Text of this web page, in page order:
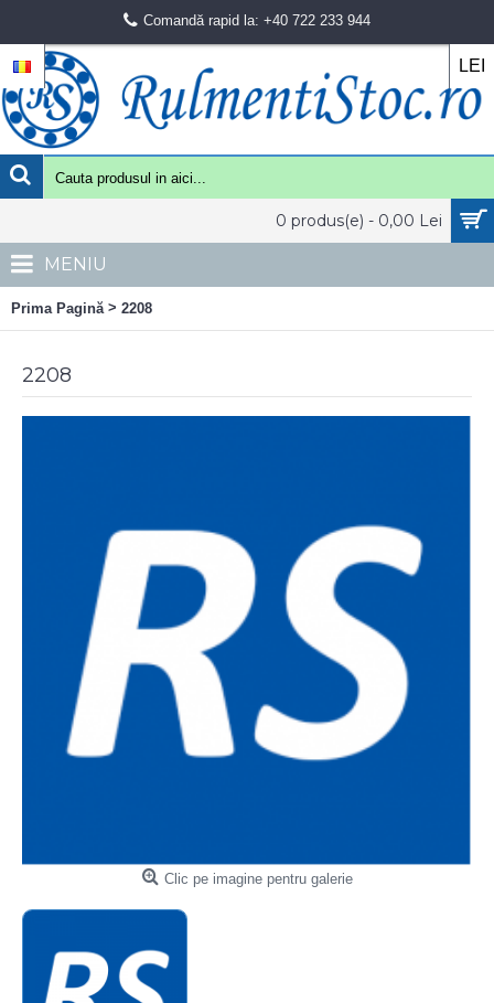
Comandă rapid la: +40 722 233 944
LEI
0 produs(e) - 0,00 Lei
MENIU
Prima Pagină > 2208
2208
Clic pe imagine pentru galerie